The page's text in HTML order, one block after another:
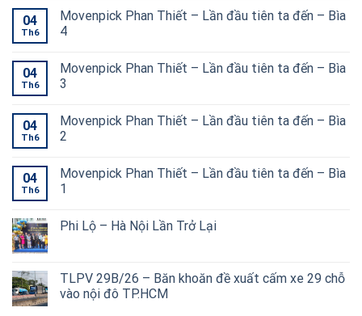
04
Th6
Movenpick Phan Thiết – Lần đầu tiên ta đến – Bìa
4
04
Th6
Movenpick Phan Thiết – Lần đầu tiên ta đến – Bìa
3
04
Th6
Movenpick Phan Thiết – Lần đầu tiên ta đến – Bìa
2
04
Th6
Movenpick Phan Thiết – Lần đầu tiên ta đến – Bìa
1
Phi Lộ – Hà Nội Lần Trở Lại
TLPV 29B/26 – Băn khoăn đề xuất cấm xe 29 chỗ
vào nội đô TP.HCM